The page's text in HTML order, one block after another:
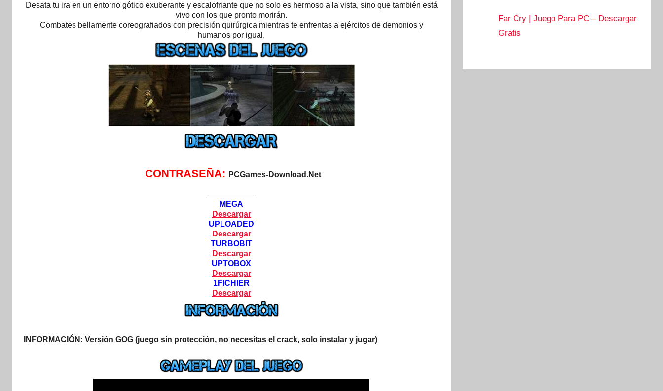
Desata tu ira en un entorno gótico exuberante y escalofriante que no solo es hermoso a la vista, sino que también está
vivo con los que pronto morirán.
Combates bellamente coreografiados con precisión quirúrgica mientras te enfrentas a ejércitos de demonios y
humanos por igual.
CONTRASEÑA: PCGames-Download.Net
——————
MEGA
Descargar
UPLOADED
Descargar
TURBOBIT
Descargar
UPTOBOX
Descargar
1FICHIER
Descargar
INFORMACIÓN: Versión GOG (juego sin protección, no necesitas el crack, solo instalar y jugar)
Far Cry | Juego Para PC – Descargar
Gratis